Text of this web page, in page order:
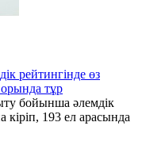
рейтингінде өз
тұр
бойынша әлемдік
193 ел арасында